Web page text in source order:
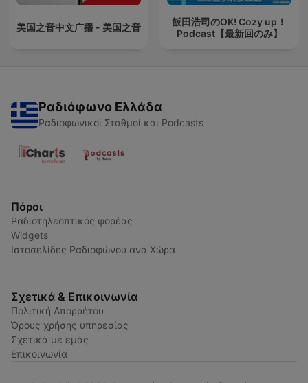
美国之音中文广播 - 美国之音
飯田浩司のOK! Cozy up！
Podcast【最新回のみ】
Ραδιόφωνο Ελλάδα
Ραδιοφωνικοί Σταθμοί και Podcasts
Πόροι
Ραδιοτηλεοπτικός φορέας
Widgets
Ιστοσελίδες Ραδιοφώνου ανά Χώρα
Σχετικά & Επικοινωνία
Πολιτική Απορρήτου
Όρους χρήσης υπηρεσίας
Σχετικά με εμάς
Επικοινωνία